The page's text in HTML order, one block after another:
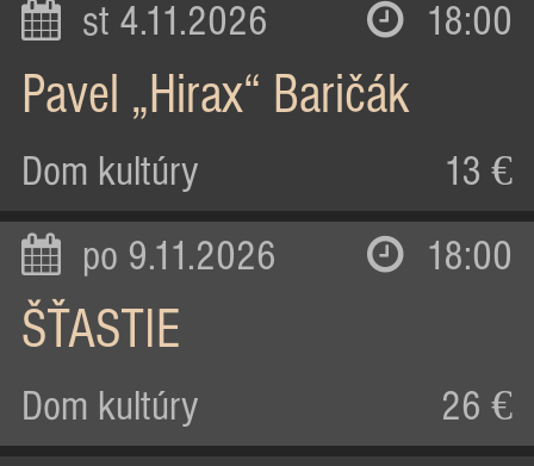
st 4.11.2026 18:00
Pavel „Hirax“ Baričák
Dom kultúry 13 €
po 9.11.2026 18:00
ŠŤASTIE
Dom kultúry 26 €